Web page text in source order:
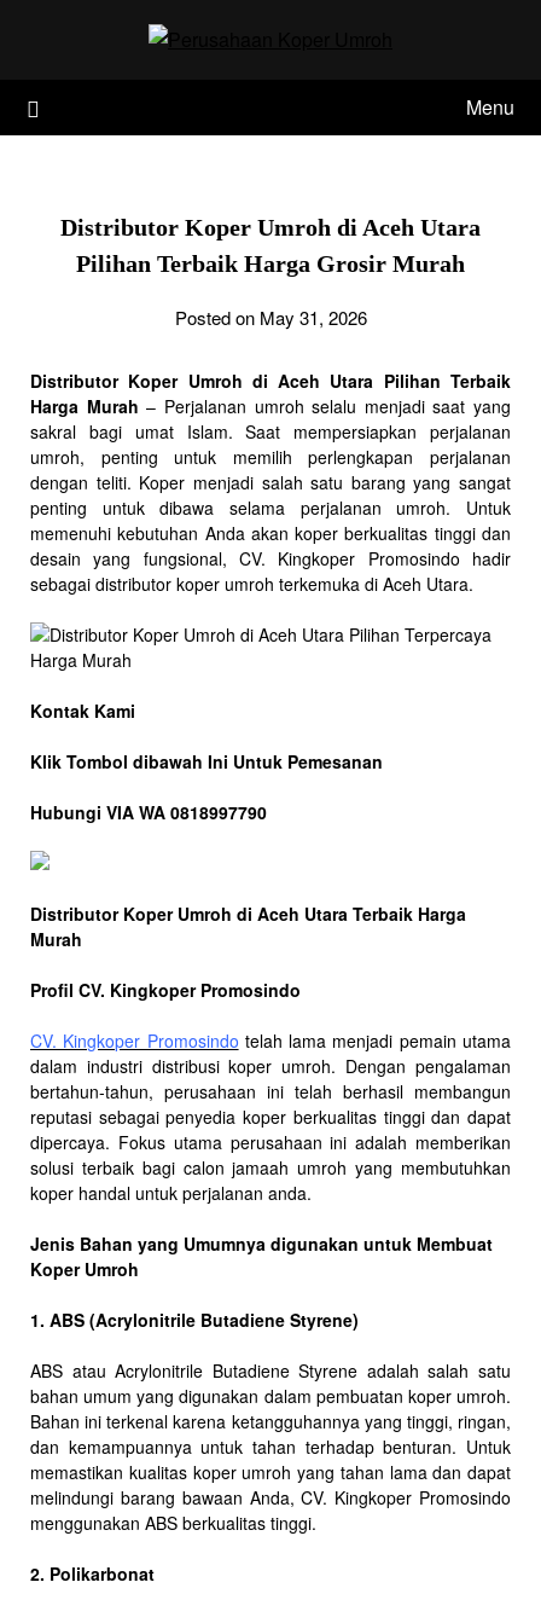
Menu
Distributor Koper Umroh di Aceh Utara
Pilihan Terbaik Harga Grosir Murah
Posted on May 31, 2026
Distributor Koper Umroh di Aceh Utara Pilihan Terbaik
Harga Murah – Perjalanan umroh selalu menjadi saat yang
sakral bagi umat Islam. Saat mempersiapkan perjalanan
umroh, penting untuk memilih perlengkapan perjalanan
dengan teliti. Koper menjadi salah satu barang yang sangat
penting untuk dibawa selama perjalanan umroh. Untuk
memenuhi kebutuhan Anda akan koper berkualitas tinggi dan
desain yang fungsional, CV. Kingkoper Promosindo hadir
sebagai distributor koper umroh terkemuka di Aceh Utara.
Kontak Kami
Klik Tombol dibawah Ini Untuk Pemesanan
Hubungi VIA WA 0818997790
Distributor Koper Umroh di Aceh Utara Terbaik Harga
Murah
Profil CV. Kingkoper Promosindo
CV. Kingkoper Promosindo telah lama menjadi pemain utama
dalam industri distribusi koper umroh. Dengan pengalaman
bertahun-tahun, perusahaan ini telah berhasil membangun
reputasi sebagai penyedia koper berkualitas tinggi dan dapat
dipercaya. Fokus utama perusahaan ini adalah memberikan
solusi terbaik bagi calon jamaah umroh yang membutuhkan
koper handal untuk perjalanan anda.
Jenis Bahan yang Umumnya digunakan untuk Membuat
Koper Umroh
1. ABS (Acrylonitrile Butadiene Styrene)
ABS atau Acrylonitrile Butadiene Styrene adalah salah satu
bahan umum yang digunakan dalam pembuatan koper umroh.
Bahan ini terkenal karena ketangguhannya yang tinggi, ringan,
dan kemampuannya untuk tahan terhadap benturan. Untuk
memastikan kualitas koper umroh yang tahan lama dan dapat
melindungi barang bawaan Anda, CV. Kingkoper Promosindo
menggunakan ABS berkualitas tinggi.
2. Polikarbonat